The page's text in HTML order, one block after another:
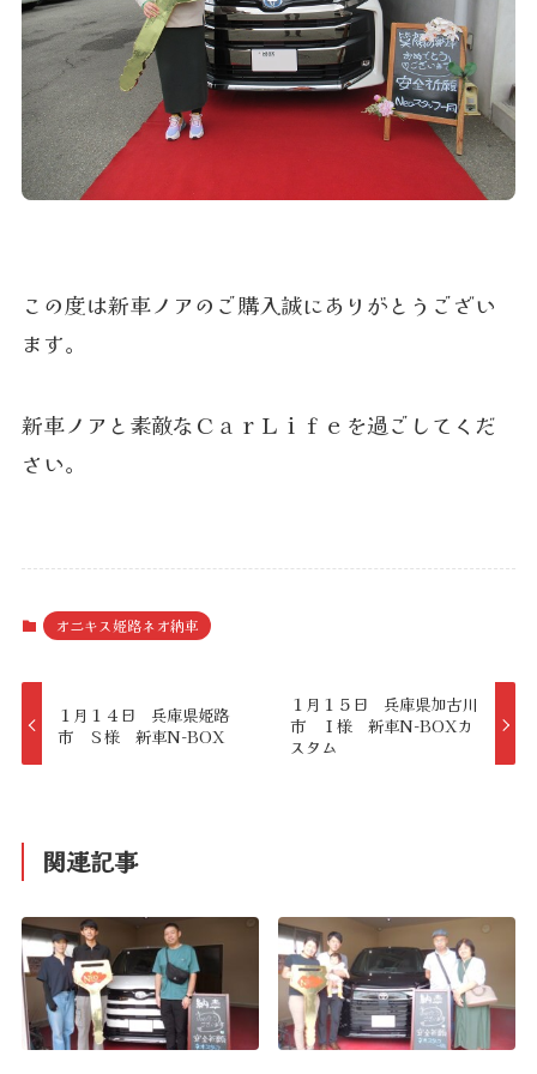
この度は新車ノアのご購入誠にありがとうござい
ます。
新車ノアと素敵なＣａｒＬｉｆｅを過ごしてくだ
さい。
オニキス姫路ネオ納車
１月１４日 兵庫県姫路
市 Ｓ様 新車N-BOX
１月１５日 兵庫県加古川
市 Ｉ様 新車N-BOXカ
スタム
関連記事